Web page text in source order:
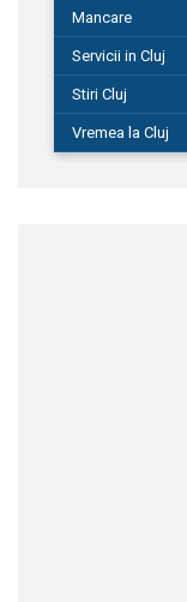
Mancare
Servicii in Cluj
Stiri Cluj
Vremea la Cluj